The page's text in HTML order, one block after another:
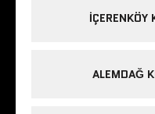
IÇERENKÖY
ALEMDAĞ